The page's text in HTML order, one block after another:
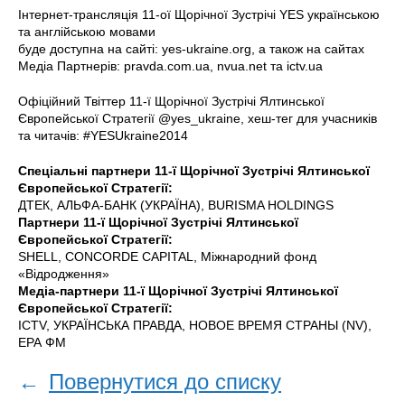
Інтернет-трансляція 11-ої Щорічної Зустрічі YES українською
та англійською мовами
буде доступна на сайті: yes-ukraine.org, а також на сайтах
Медіа Партнерів: pravda.com.ua, nvua.net та ictv.ua
Офіційний Твіттер 11-ї Щорічної Зустрічі Ялтинської
Європейської Стратегії @yes_ukraine, хеш-тег для учасників
та читачів: #YESUkraine2014
Спеціальні партнери 11-ї Щорічної Зустрічі Ялтинської
Європейської Стратегії:
ДТЕК, АЛЬФА-БАНК (УКРАЇНА), BURISMA HOLDINGS
Партнери 11-ї Щорічної Зустрічі Ялтинської
Європейської Стратегії:
SHELL, CONCORDE CAPITAL, Міжнародний фонд
«Відродження»
Медіа-партнери 11-ї Щорічної Зустрічі Ялтинської
Європейської Стратегії:
ICTV, УКРАЇНСЬКА ПРАВДА, НОВОЕ ВРЕМЯ СТРАНЫ (NV),
ЕРА ФM
← Повернутися до списку